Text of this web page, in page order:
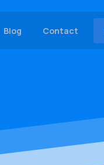
Blog Contact